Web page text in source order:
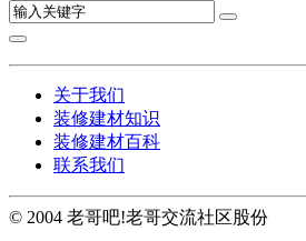
关于我们
装修建材知识
装修建材百科
联系我们
© 2004 老哥吧!老哥交流社区股份